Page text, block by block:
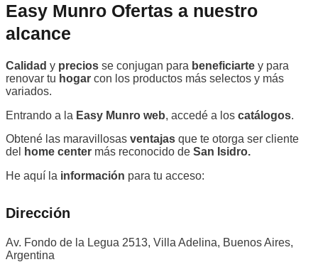
Easy Munro Ofertas a nuestro
alcance
Calidad y precios se conjugan para beneficiarte y para
renovar tu hogar con los productos más selectos y más
variados.
Entrando a la Easy Munro web, accedé a los catálogos.
Obtené las maravillosas ventajas que te otorga ser cliente
del
home center más reconocido de San Isidro.
He aquí la información para tu acceso:
Dirección
Av. Fondo de la Legua 2513, Villa Adelina, Buenos Aires,
Argentina